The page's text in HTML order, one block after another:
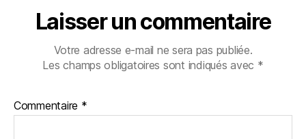
Laisser un commentaire
Votre adresse e-mail ne sera pas publiée.
Les champs obligatoires sont indiqués avec *
Commentaire *